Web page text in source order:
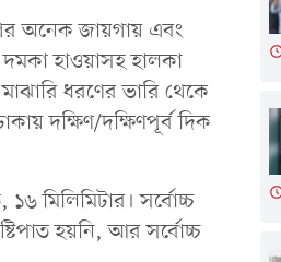
অনেক জায়গায় এবং
হাওয়াসহ হালকা
ধরণের ভারি থেকে
দক্ষিণ/দক্ষিণপূর্ব দিক
মিলিমিটার। সর্বোচ্চ
হয়নি, আর সর্বোচ্চ